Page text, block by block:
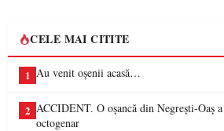
CELE MAI CITITE
1 Au venit oșenii acasă…
2 ACCIDENT. O oșancă din Negrești-Oaș
octogenar